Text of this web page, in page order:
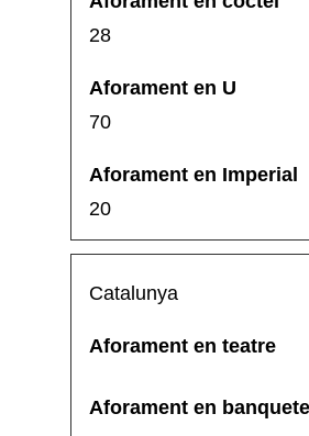
28
70
20
Catalunya